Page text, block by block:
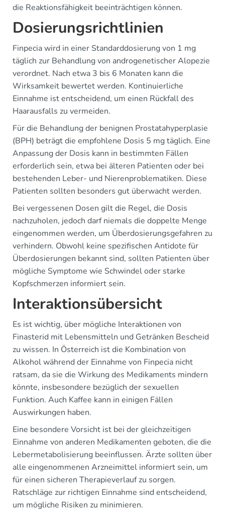
die Reaktionsfähigkeit beeinträchtigen können.
Dosierungsrichtlinien
Finpecia wird in einer Standarddosierung von 1 mg
täglich zur Behandlung von androgenetischer Alopezie
verordnet. Nach etwa 3 bis 6 Monaten kann die
Wirksamkeit bewertet werden. Kontinuierliche
Einnahme ist entscheidend, um einen Rückfall des
Haarausfalls zu vermeiden.
Für die Behandlung der benignen Prostatahyperplasie
(BPH) beträgt die empfohlene Dosis 5 mg täglich. Eine
Anpassung der Dosis kann in bestimmten Fällen
erforderlich sein, etwa bei älteren Patienten oder bei
bestehenden Leber- und Nierenproblematiken. Diese
Patienten sollten besonders gut überwacht werden.
Bei vergessenen Dosen gilt die Regel, die Dosis
nachzuholen, jedoch darf niemals die doppelte Menge
eingenommen werden, um Überdosierungsgefahren zu
verhindern. Obwohl keine spezifischen Antidote für
Überdosierungen bekannt sind, sollten Patienten über
mögliche Symptome wie Schwindel oder starke
Kopfschmerzen informiert sein.
Interaktionsübersicht
Es ist wichtig, über mögliche Interaktionen von
Finasterid mit Lebensmitteln und Getränken Bescheid
zu wissen. In Österreich ist die Kombination von
Alkohol während der Einnahme von Finpecia nicht
ratsam, da sie die Wirkung des Medikaments mindern
könnte, insbesondere bezüglich der sexuellen
Funktion. Auch Kaffee kann in einigen Fällen
Auswirkungen haben.
Eine besondere Vorsicht ist bei der gleichzeitigen
Einnahme von anderen Medikamenten geboten, die die
Lebermetabolisierung beeinflussen. Ärzte sollten über
alle eingenommenen Arzneimittel informiert sein, um
für einen sicheren Therapieverlauf zu sorgen.
Ratschläge zur richtigen Einnahme sind entscheidend,
um mögliche Risiken zu minimieren.